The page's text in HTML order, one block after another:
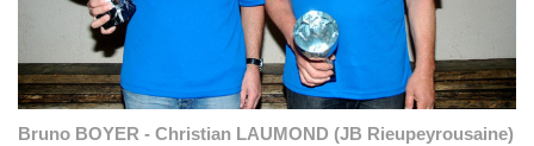
Bruno BOYER - Christian LAUMOND (JB Rieupeyrousaine)